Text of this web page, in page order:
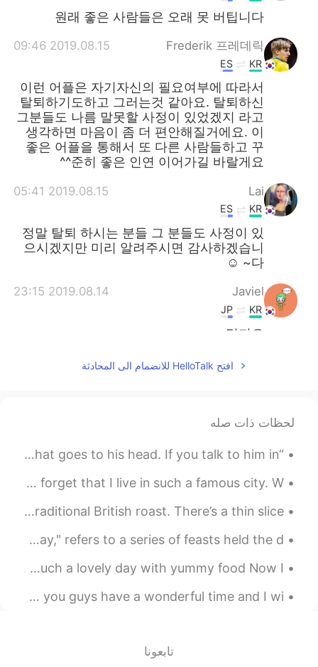
원래 좋은 사람들은 오래 못 버팁니다
Frederik 프레데릭
2019.08.15 09:46
KR
ES
이런 어플은 자기자신의 필요여부에 따라서
탈퇴하기도하고 그러는것 같아요. 탈퇴하신
그분들도 나름 말못할 사정이 있었겠지 라고
생각하면 마음이 좀 더 편안해질거에요. 이
좋은 어플을 통해서 또 다른 사람들하고 꾸
준히 좋은 인연 이어가길 바랄게요^^
Lai
2019.08.15 05:41
KR
ES
정말 탈퇴 하시는 분들 그 분들도 사정이 있
으시겠지만 미리 알려주시면 감사하겠습니
다~ ☺️
Javiel
2019.08.14 23:15
KR
JP
멋져요.
jonghyun Yoon 윤종현
2019.08.14 21:30
다!
マル
2019.08.14 15:57
올리비아님께서 말씀하시는 게 정말 따뜻함
이 느껴져요 ㅜㅜ 제가 오래 살지는 않았지
만 여태껏 느끼는 건데 노력하지 않아도 머
무를 인연이 있고 아무리 노력해도 잡히지
않는 인연이 있어요 세상사 내 맘대로 되면
원없이 좋겠지만 안되는 게 많더라구요 그래
서 전 더 이상 인연에 연연하지 않으려구요
만남이 있으면 헤어짐이 있기 마련이에요 ^^
افتح HelloTalk للانضمام الى المحادثة
لحظات ذات صله
“If you talk to a man in a language he understands, that goes to his head. If you talk to him in ...
A familiar view on my way home from work. Sometimes I forget that I live in such a famous city. W...
I had this on Sunday. It’s a modern version of a traditional British roast. There’s a thin slice ...
Good morning 🌞😃☀️ Mardi Gras, French for "Fat Tuesday," refers to a series of feasts held the d...
Yesterday I went to a Korean restaurant with my friends Such a lovely day with yummy food Now I’...
It’s morning here and the sun is so warm and nice! 🌞 Hope you guys have a wonderful time and I wi...
تابعونا